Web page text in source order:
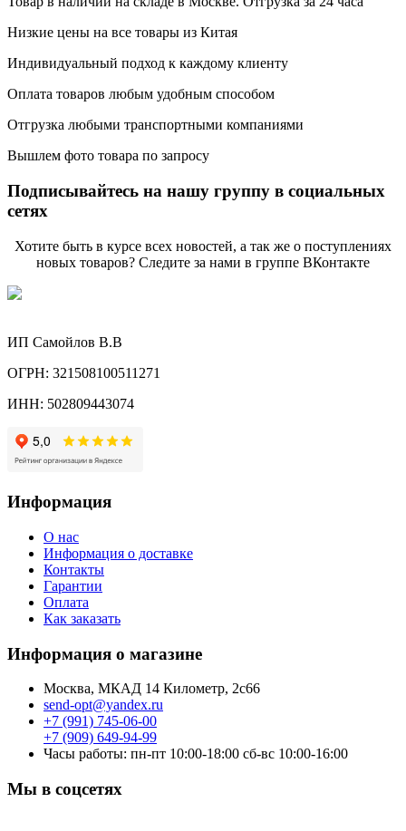
Низкие цены на все товары из Китая
Индивидуальный подход к каждому клиенту
Оплата товаров любым удобным способом
Отгрузка любыми транспортными компаниями
Вышлем фото товара по запросу
Подписывайтесь на нашу группу в социальных
сетях
Хотите быть в курсе всех новостей, а так же о поступлениях
новых товаров? Следите за нами в группе ВКонтакте
ИП Самойлов В.В
ОГРН: 321508100511271
ИНН: 502809443074
Информация
О нас
Информация о доставке
Контакты
Гарантии
Оплата
Как заказать
Информация о магазине
Москва, МКАД 14 Километр, 2с66
send-opt@yandex.ru
+7 (991) 745-06-00
+7 (909) 649-94-99
Часы работы: пн-пт 10:00-18:00 сб-вс 10:00-16:00
Мы в соцсетях